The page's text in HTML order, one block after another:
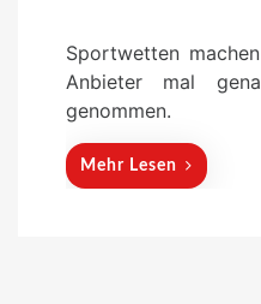
t
d
Sportwetten
Anbieter mal
genommen.
Mehr Lesen